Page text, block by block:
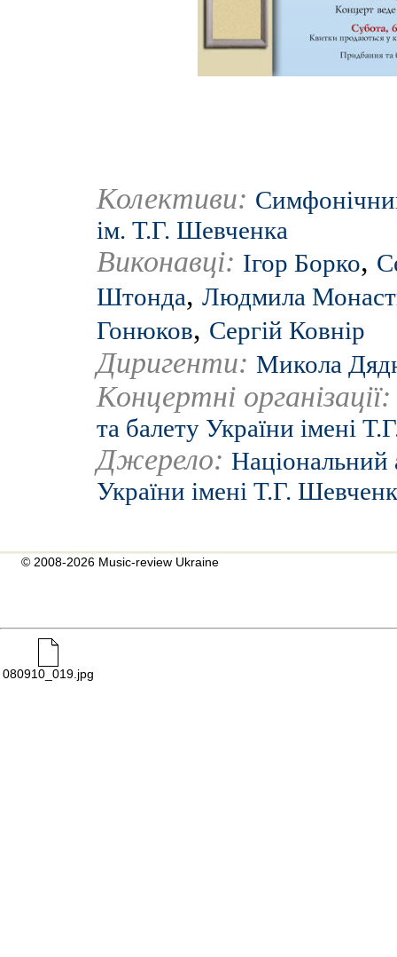
Колективи:
ім. Т.Г. Шевченка
Виконавці: Ігор Борко,
Штонда, Людмила
Гонюков, Сергій Ковнір
Диригенти: Микола
Концертні
та балету України імені
Джерело: Національний
України імені Т.Г.
© 2008-2026 Music-review Ukraine
080910_019.jpg